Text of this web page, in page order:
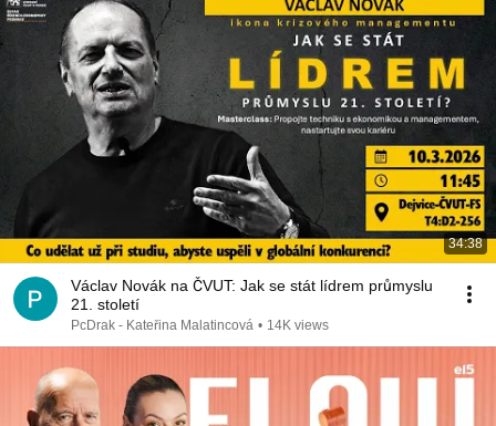
34:38
Václav Novák na ČVUT: Jak se stát lídrem průmyslu
21. století
PcDrak - Kateřina Malatincová • 14K views